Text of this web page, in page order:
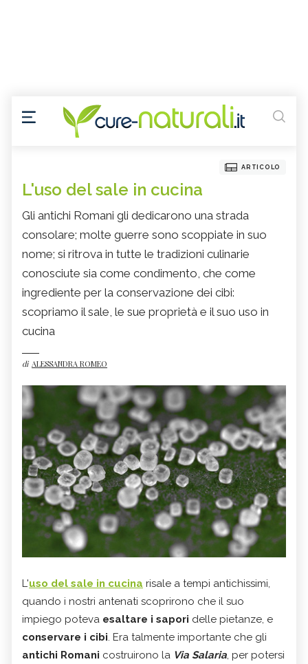
ARTICOLO
L'uso del sale in cucina
Gli antichi Romani gli dedicarono una strada
consolare; molte guerre sono scoppiate in suo
nome; si ritrova in tutte le tradizioni culinarie
conosciute sia come condimento, che come
ingrediente per la conservazione dei cibi:
scopriamo il sale, le sue proprietà e il suo uso in
cucina
di ALESSANDRA ROMEO
L'uso del sale in cucina risale a tempi antichissimi,
quando i nostri antenati scoprirono che il suo
impiego poteva esaltare i sapori delle pietanze, e
conservare i cibi. Era talmente importante che gli
antichi Romani costruirono la Via Salaria, per potersi